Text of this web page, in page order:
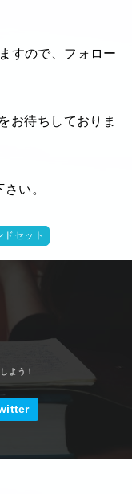
すので、フォロー
お待ちしておりま
い。
ドセット